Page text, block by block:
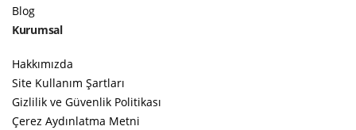
Blog
Kurumsal
Hakkımızda
Site Kullanım Şartları
Gizlilik ve Güvenlik Politikası
Çerez Aydınlatma Metni